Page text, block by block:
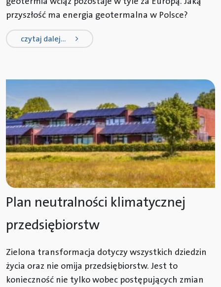
przyszłość ma energia geotermalna w Polsce?
czytaj dalej…from energia geotermalna –
Plan neutralności klimatycznej
przedsiębiorstw
Zielona transformacja dotyczy wszystkich dziedzin
życia oraz nie omija przedsiębiorstw. Jest to
konieczność nie tylko wobec postępujących zmian